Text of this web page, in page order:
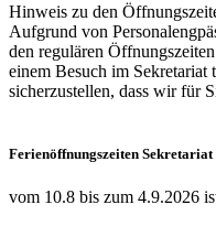
Hinweis zu den
Aufgrund von
den regulären
einem Besuch im Sekretariat
sicherzustellen, dass wir für
Ferienöffnungszeiten
vom 10.8 bis zum 4.9.2026